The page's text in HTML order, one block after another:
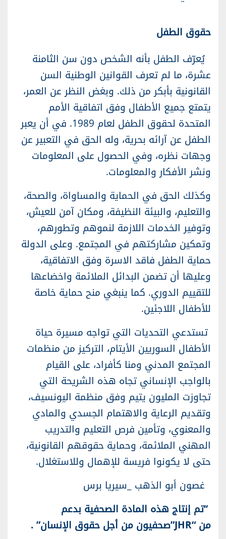
حقوق الطفل
يُعرّف الطفل بأنه الشخص دون سن الثامنة
عشرة، ما لم تعرف القوانين الوطنية السن
القانونية بأبكر من ذلك. وبغض النظر عن العمر،
يتمتع جميع الأطفال وفق اتفاقية الأمم
المتحدة لحقوق الطفل لعام 1989.
في أن يعبر
الطفل عن آرائه بحرية، وله الحق في التعبير عن
وجهات نظره، وفي الحصول على المعلومات
ونشر الأفكار والمعلومات.
وكذلك الحق في الحماية والمساواة، والصحة،
والتعليم، والبيئة النظيفة، ومكان آمن للعيش،
وتوفير الخدمات اللازمة لنموهم وتطورهم،
وتمكين مشاركتهم في المجتمع. وعلى الدولة
حماية الطفل فاقد الاسرة وفق الاتفاقية،
وعليها أن تضمن البدائل الملائمة واخضاعها
للتقييم الدوري. كما ينبغي منح حماية خاصة
للأطفال اللاجئين.
تستدعي التحديات التي تواجه مسيرة حياة
الأطفال السوريين الأيتام، التركيز من منظمات
المجتمع المدني ومنا كأفراد، على القيام
بالواجب الإنساني تجاه هذه الشريحة التي
تجاوزت المليون يتيم وفق منظمة اليونسيف،
وتقديم الرعاية والاهتمام الجسدي والمادي
والمعنوي، وتأمين فرص التعليم والتدريب
المهني الملائمة، وحماية حقوقهم القانونية،
حتى لا يكونوا فريسة للإهمال وللاستغلال.
غصون أبو الذهب _سيريا برس
‘‘تم إنتاج هذه المادة الصحفية بدعم
من“JHR” صحفيون من أجل حقوق الإنسان” .